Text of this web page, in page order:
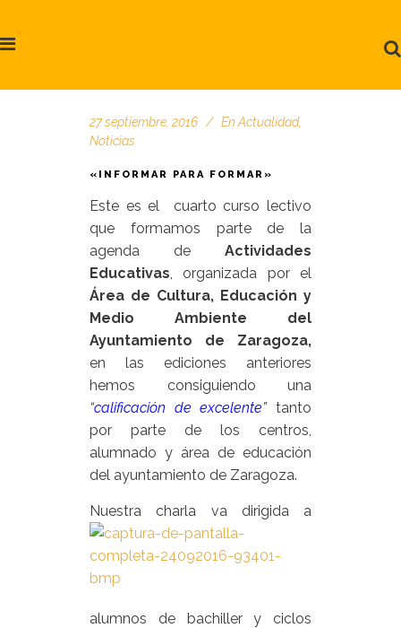
27 septiembre, 2016 En Actualidad,
Noticias
«INFORMAR PARA FORMAR»
Este es el cuarto curso lectivo
que formamos parte de la
agenda de Actividades
Educativas, organizada por el
Área de Cultura, Educación y
Medio Ambiente del
Ayuntamiento de Zaragoza,
en las ediciones anteriores
hemos consiguiendo una
“calificación de excelente”tanto
por parte de los centros,
alumnado y área de educación
del ayuntamiento de Zaragoza.
Nuestra charla va dirigida a
alumnos de bachiller y ciclos